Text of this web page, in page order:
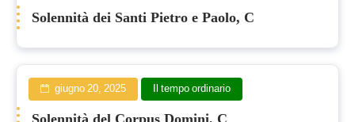
Solennità dei Santi Pietro e Paolo, C
giugno 20, 2025 Il tempo ordinario